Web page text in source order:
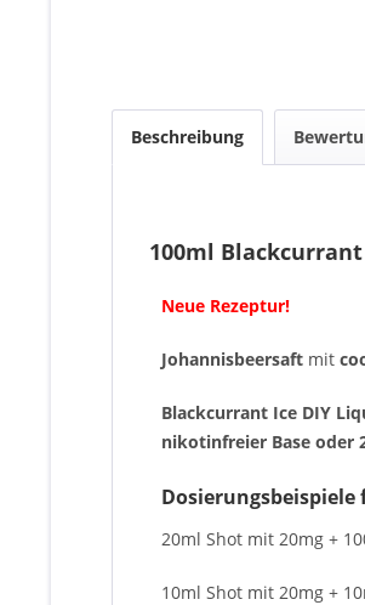
Beschreibung
100ml
Neue Rezeptur!
Johannisbeersaft mit
Blackcurrant Ice DIY
nikotinfreier Base oder
Dosierungsbeispiele
20ml Shot mit 20mg +
10ml Shot mit 20mg +